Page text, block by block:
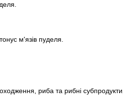
м'язів пуделя.
риба та рибні